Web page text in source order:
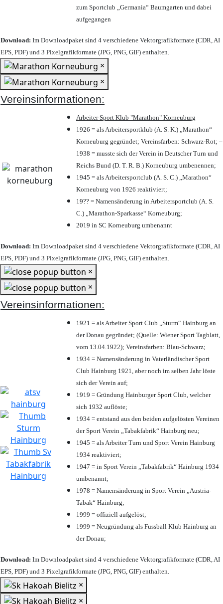
zum Sportclub „Germania“ Baumgarten und dabei
aufgegangen
Download: Im Downloadpaket sind 4 verschiedene Vektorgrafikformate (CDR, AI
EPS, PDF) und 3 Pixelgrafikformate (JPG, PNG, GIF) enthalten.
×
×
Vereinsinformationen:
Arbeiter Sport Klub "Marathon" Korneuburg
1926 = als Arbeitersportklub (A. S. K.) „Marathon“
Korneuburg gegründet; Vereinsfarben: Schwarz-Rot; –
1938 = musste sich der Verein in Deutscher Turn und
Reichs Bund (D. T. R. B.) Korneuburg umbenennen;
1945 = als Arbeitersportclub (A. S. C.) „Marathon“
Korneuburg von 1926 reaktiviert;
19?? = Namensänderung in Arbeitersportclub (A. S.
C.) „Marathon-Sparkasse“ Korneuburg;
2019 in SC Korneuburg umbenannt
Download: Im Downloadpaket sind 4 verschiedene Vektorgrafikformate (CDR, AI
EPS, PDF) und 3 Pixelgrafikformate (JPG, PNG, GIF) enthalten.
×
×
Vereinsinformationen:
1921 = als Arbeiter Sport Club „Sturm“ Hainburg an
der Donau gegründet; (Quelle: Wiener Sport Tagblatt,
vom 13.04.1922); Vereinsfarben: Blau-Schwarz;
1934 = Namensänderung in Vaterländischer Sport
Club Hainburg 1921, aber noch im selben Jahr löste
sich der Verein auf;
1919 = Gründung Hainburger Sport Club, welcher
sich 1932 auflöste;
1934 = entstand aus den beiden aufgelösten Vereinen
der Sport Verein „Tabakfabrik“ Hainburg neu;
1945 = als Arbeiter Turn und Sport Verein Hainburg
1934 reaktiviert;
1947 = in Sport Verein „Tabakfabrik“ Hainburg 1934
umbenannt;
1978 = Namensänderung in Sport Verein „Austria-
Tabak“ Hainburg;
1999 = offiziell aufgelöst;
1999 = Neugründung als Fussball Klub Hainburg an
der Donau;
Download: Im Downloadpaket sind 4 verschiedene Vektorgrafikformate (CDR, AI
EPS, PDF) und 3 Pixelgrafikformate (JPG, PNG, GIF) enthalten.
×
×